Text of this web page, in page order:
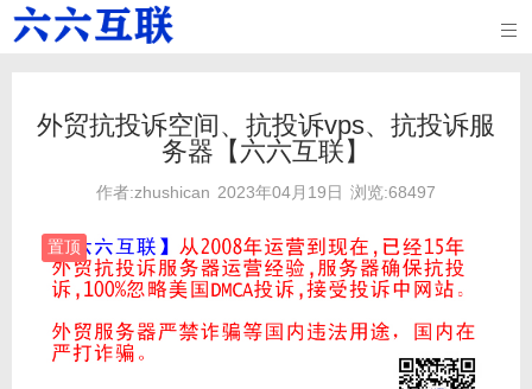

外贸抗投诉空间、抗投诉vps、抗投诉服
务器【六六互联】
作者:zhushican 2023年04月19日 浏览:68497
置顶